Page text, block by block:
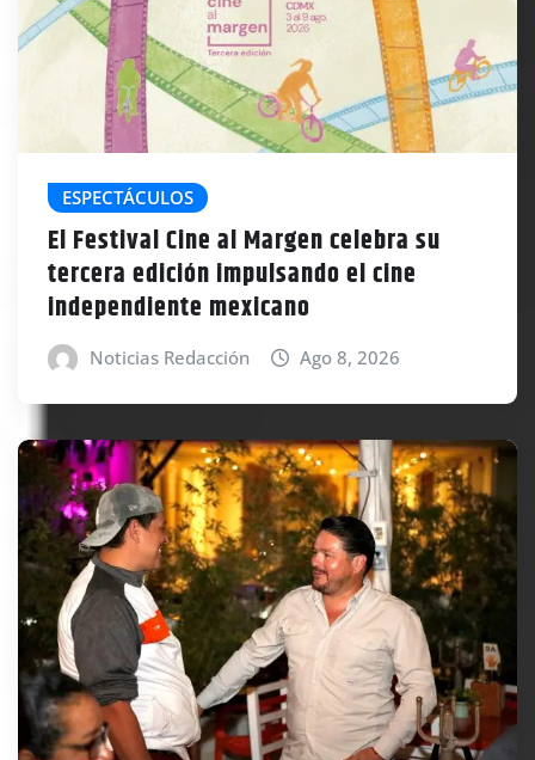
ESPECTÁCULOS
El Festival Cine al Margen celebra su
tercera edición impulsando el cine
independiente mexicano
Noticias Redacción Ago 8, 2026